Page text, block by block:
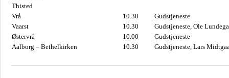
Thisted
Vrå
10.30
Gudstjeneste
Vaarst
10.30
Gudstjeneste, Ole
Østervrå
10.00
Gudstjeneste
Aalborg – Bethelkirken
10.30 Gudstjeneste, Lars